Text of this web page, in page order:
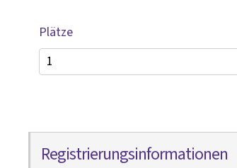
Plätze
Registrierungsinformationen